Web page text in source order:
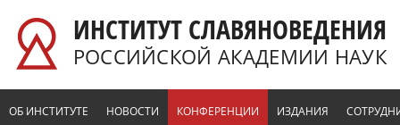
ИНСТИТУТ СЛАВЯНОВЕДЕНИЯ
РОССИЙСКОЙ АКАДЕМИИ НАУК
ОБ ИНСТИТУТЕ НОВОСТИ КОНФЕРЕНЦИИ ИЗДАНИЯ